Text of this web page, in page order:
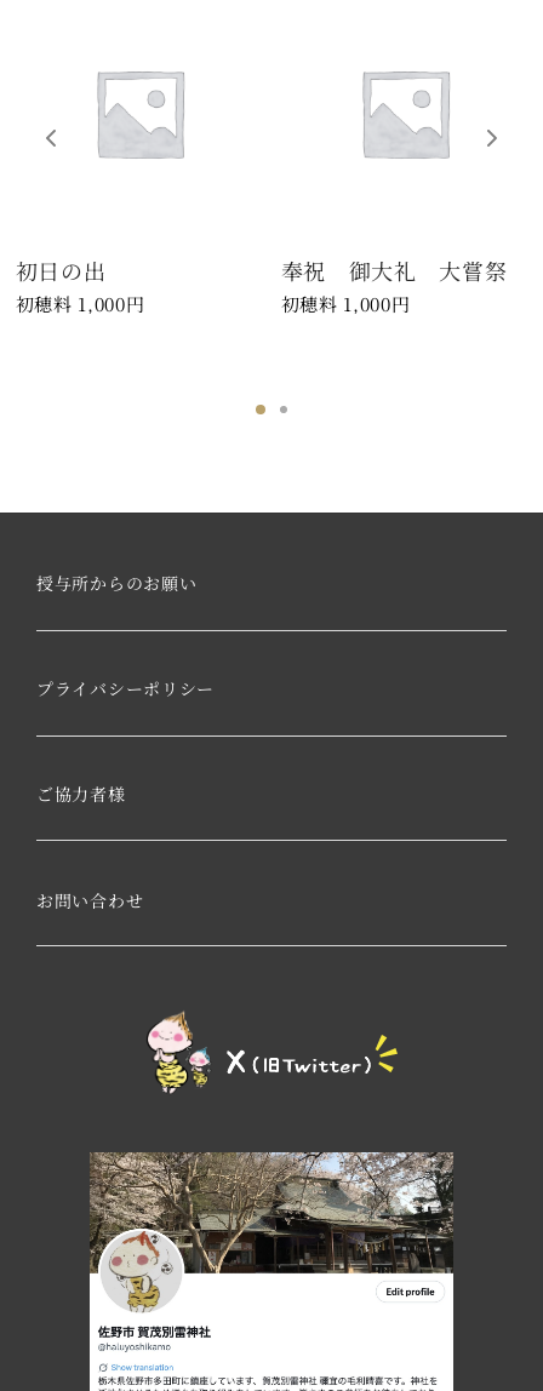
初日の出
1,000円
奉祝 御大礼 大嘗祭
1,000円
授与所からのお願い
プライバシーポリシー
ご協力者様
お問い合わせ